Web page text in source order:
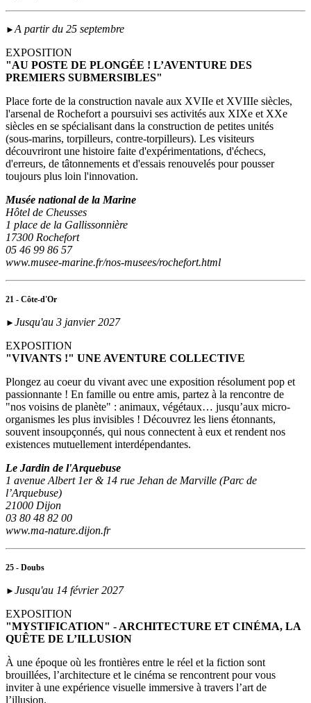
►A partir du 25 septembre
EXPOSITION
"AU POSTE DE PLONGÉE ! L’AVENTURE DES
PREMIERS SUBMERSIBLES"
Place forte de la construction navale aux XVIIe et XVIIIe siècles,
l'arsenal de Rochefort a poursuivi ses activités aux XIXe et XXe
siècles en se spécialisant dans la construction de petites unités
(sous‑marins, torpilleurs, contre-torpilleurs). Les visiteurs
découvriront une histoire faite d'expérimentations, d'échecs,
d'erreurs, de tâtonnements et d'essais renouvelés pour pousser
toujours plus loin l'innovation.
Musée national de la Marine
Hôtel de Cheusses
1 place de la Gallissonnière
17300 Rochefort
05 46 99 86 57
www.musee-marine.fr/nos-musees/rochefort.html
21 - Côte-d'Or
► Jusqu'au 3 janvier 2027
EXPOSITION
"VIVANTS !" UNE AVENTURE COLLECTIVE
Plongez au coeur du vivant avec une exposition résolument pop et
passionnante ! En famille ou entre amis, partez à la rencontre de
"nos voisins de planète" : animaux, végétaux… jusqu’aux micro-
organismes les plus invisibles ! Découvrez les liens étonnants,
souvent insoupçonnés, qui nous connectent à eux et rendent nos
existences mutuellement interdépendantes.
Le Jardin de l'Arquebuse
1 avenue Albert 1er & 14 rue Jehan de Marville (Parc de
l’Arquebuse)
21000 Dijon
03 80 48 82 00
www.ma-nature.dijon.fr
25 - Doubs
► Jusqu'au 14 février 2027
EXPOSITION
"MYSTIFICATION" - ARCHITECTURE ET CINÉMA, LA
QUÊTE DE L’ILLUSION
À une époque où les frontières entre le réel et la fiction sont
brouillées, l’architecture et le cinéma se rencontrent pour vous
inviter à une expérience visuelle immersive à travers l’art de
l’illusion.